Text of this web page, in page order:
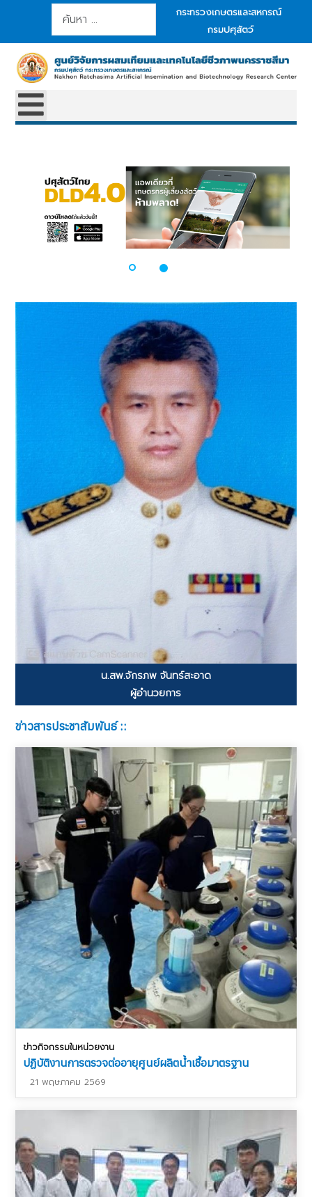
การค้นหา
กระทรวงเกษตรและสหกรณ์
กรมปศุสัตว์
น.สพ.จักรภพ จันทร์สะอาด
ผู้อำนวยการ
ข่าวสารประชาสัมพันธ์ ::
ข่าวกิจกรรมในหน่วยงาน
ปฏิบัติงานการตรวจต่ออายุศูนย์ผลิตน้ำเชื้อมาตรฐาน
21 พฤษภาคม 2569